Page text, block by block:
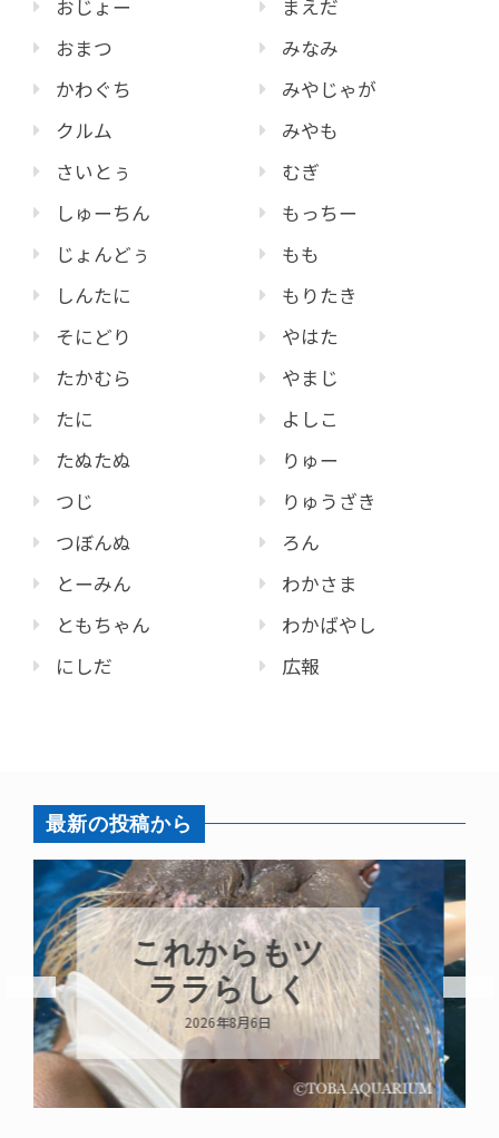
おじょー
おまつ
かわぐち
クルム
さいとぅ
しゅーちん
じょんどぅ
しんたに
そにどり
たかむら
たに
たぬたぬ
つじ
つぼんぬ
とーみん
ともちゃん
にしだ
まえだ
みなみ
みやじゃが
みやも
むぎ
もっちー
もも
もりたき
やはた
やまじ
よしこ
りゅー
りゅうざき
ろん
わかさま
わかばやし
広報
最新の投稿から
ハロー’s
Birthday!!!
2026年8月6日